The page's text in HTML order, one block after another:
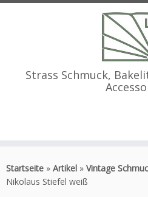
Inhalt
springen
Strass Schmuck,
Startseite » Artikel » Vintage
Nikolaus Stiefel weiß